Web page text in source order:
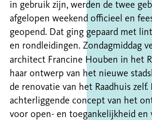
in gebruik zijn, werden de twee
afgelopen weekend officieel en
geopend. Dat ging gepaard met
en rondleidingen. Zondagmiddag
architect Francine Houben in het
haar ontwerp van het nieuwe
de renovatie van het Raadhuis zelf.
achterliggende concept van het
voor open- en toegankelijkheid en